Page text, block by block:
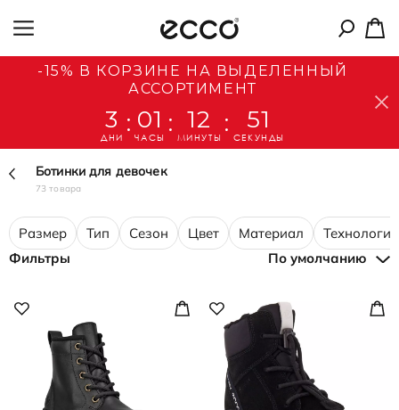
-15% В КОРЗИНЕ НА ВЫДЕЛЕННЫЙ
АССОРТИМЕНТ
3
ДНИ
: 01
ЧАСЫ
: 12
МИНУТЫ
: 49
СЕКУНДЫ
Ботинки для девочек
73 товара
Размер Тип Сезон Цвет Материал
Технологии
Фильтры
По умолчанию